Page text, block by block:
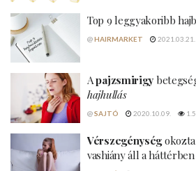
Top 9 leggyakoribb
@HAIRMARKET 2021.03.21.
Apajzsmirigy
hajhullás
@SAJTÓ 2020.10.09.
Vérszegénység okozta
vashiány áll a háttérben